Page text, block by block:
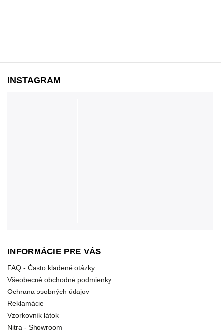
INFORMÁCIE PRE VÁS
FAQ - Často kladené otázky
Všeobecné obchodné podmienky
Ochrana osobných údajov
Reklamácie
Vzorkovník látok
Nitra - Showroom
INSTAGRAM